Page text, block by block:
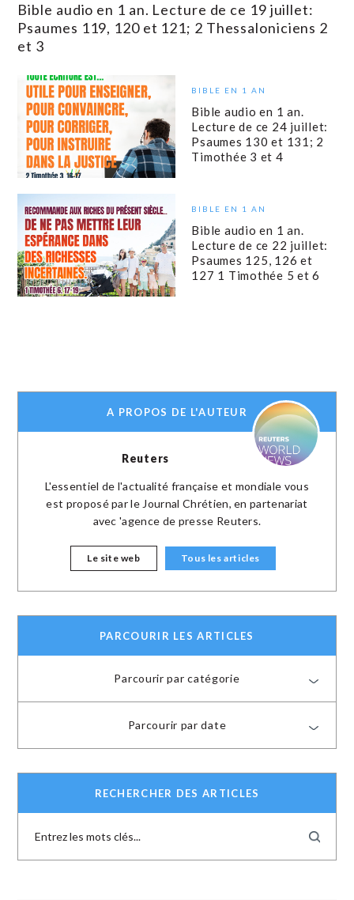
Bible audio en 1 an. Lecture de ce 19 juillet:
Psaumes 119, 120 et 121; 2 Thessaloniciens 2
et 3
BIBLE EN 1 AN
Bible audio en 1 an.
Lecture de ce 24 juillet:
Psaumes 130 et 131; 2
Timothée 3 et 4
BIBLE EN 1 AN
Bible audio en 1 an.
Lecture de ce 22 juillet:
Psaumes 125, 126 et
127 1 Timothée 5 et 6
A PROPOS DE L'AUTEUR
Reuters
L'essentiel de l'actualité française et mondiale vous
est proposé par le Journal Chrétien, en partenariat
avec 'agence de presse Reuters.
Le site web Tous les articles
PARCOURIR LES ARTICLES
Parcourir par catégorie
Parcourir par date
RECHERCHER DES ARTICLES